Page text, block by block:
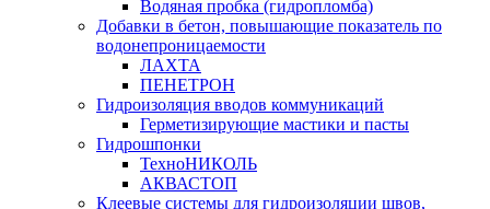
Водяная пробка (гидропломба)
Добавки в бетон, повышающие показатель по
водонепроницаемости
ЛАХТА
ПЕНЕТРОН
Гидроизоляция вводов коммуникаций
Герметизирующие мастики и пасты
Гидрошпонки
ТехноНИКОЛЬ
АКВАСТОП
Клеевые системы для гидроизоляции швов,